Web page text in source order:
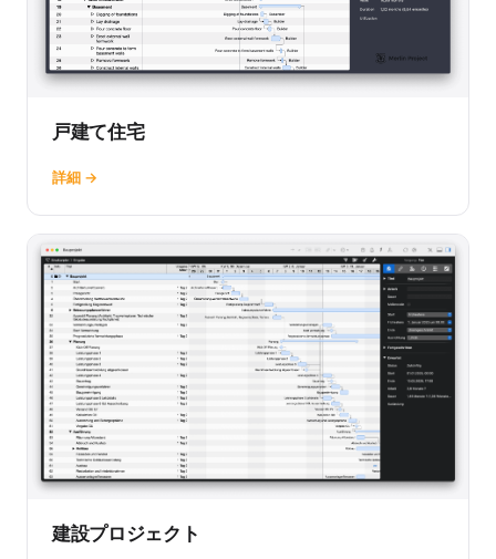
戸建て住宅
詳細 →
建設プロジェクト